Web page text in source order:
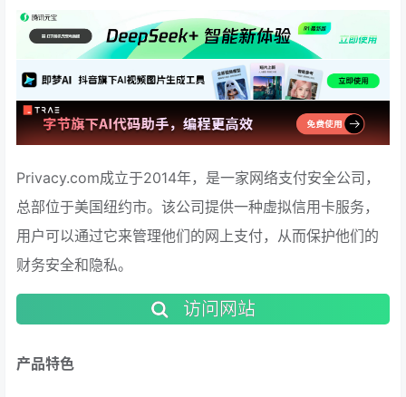
Privacy.com成立于2014年，是一家网络支付安全公司，
总部位于美国纽约市。该公司提供一种虚拟信用卡服务，
用户可以通过它来管理他们的网上支付，从而保护他们的
财务安全和隐私。
访问网站
产品特色